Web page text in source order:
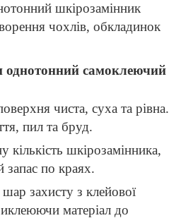
шкірозамінник
чохлів, обкладинок
однотонний самоклеючий
чиста, суха та рівна.
пил та бруд.
кількість шкірозамінника,
по краях.
захисту з клейової
матеріал до